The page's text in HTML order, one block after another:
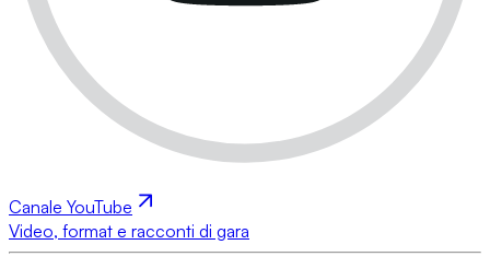
Canale YouTube
Video, format e racconti di gara